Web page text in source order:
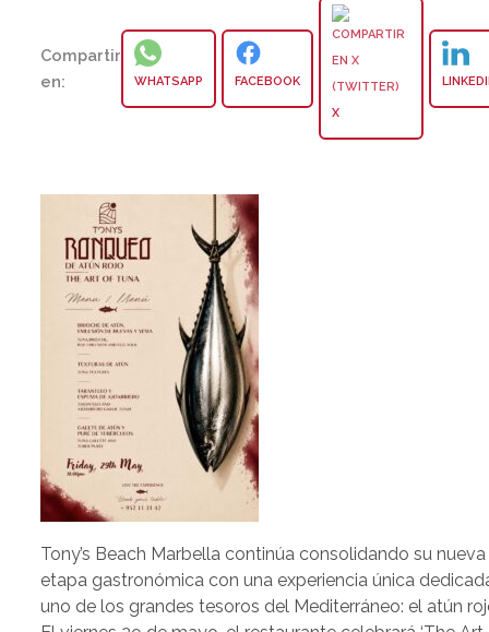
Compartir
en:
WHATSAPP FACEBOOK
X
Tony’s Beach Marbella continúa consolidando su nueva
etapa gastronómica con una experiencia única
uno de los grandes tesoros del Mediterráneo: el atún